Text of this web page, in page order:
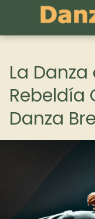
La
Rebeldía
Danza